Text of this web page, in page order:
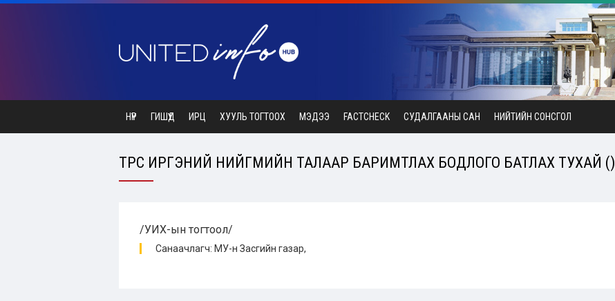
НҮҮР ГИШҮҮД ИРЦ ХУУЛЬ ТОГТООХ МЭДЭЭ FACTCHECK СУДАЛГААНЫ САН НИЙТИЙН СОНСГОЛ
ТӨРӨӨС ИРГЭНИЙ НИЙГМИЙН ТАЛААР БАРИМТЛАХ БОДЛОГО БАТЛАХ ТУХАЙ ()
/УИХ-ын тогтоол/
Санаачлагч: МУ-н Засгийн газар,